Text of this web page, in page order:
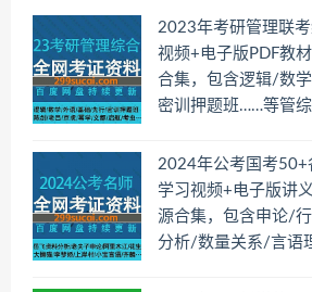
2023年考研管理联
视频+电子版PDF教
合集，包含逻辑/数
密训押题班……等管
2024年公考国考50+
学习视频+电子版讲
源合集，包含申论/
分析/数量关系/言语